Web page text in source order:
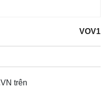
VOV1
trên